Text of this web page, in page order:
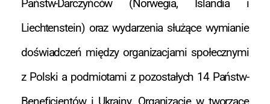
Państw-Darczyńców (Norwegia, Islandia i
Liechtenstein) oraz wydarzenia służące wymianie
doświadczeń między organizacjami społecznymi
z Polski a podmiotami z pozostałych 14 Państw-
Beneficjentów i Ukrainy. Organizacje w tworzące